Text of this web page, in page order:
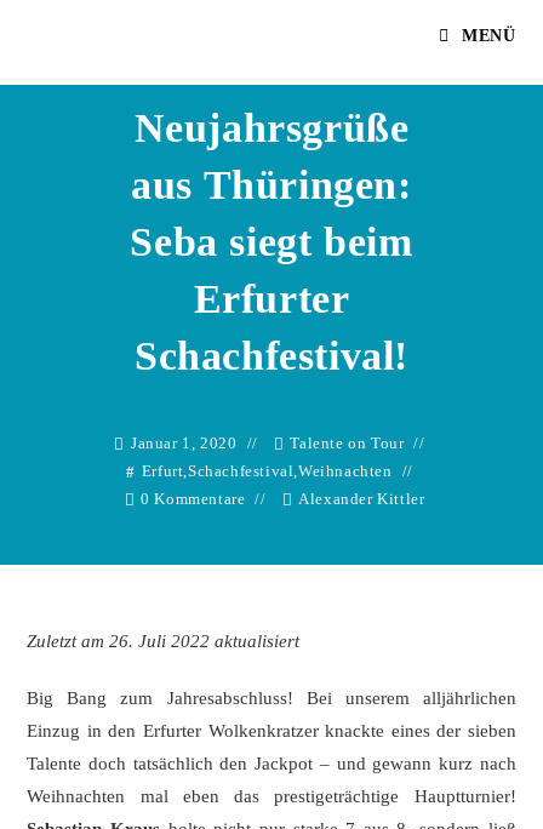
MENÜ
Neujahrsgrüße
aus Thüringen:
Seba siegt beim
Erfurter
Schachfestival!
Januar 1, 2020
Talente on Tour
Erfurt,Schachfestival,Weihnachten
0 Kommentare
Alexander Kittler
Zuletzt am 26. Juli 2022 aktualisiert
Big Bang zum Jahresabschluss! Bei unserem alljährlichen
Einzug in den Erfurter Wolkenkratzer knackte eines der sieben
Talente doch tatsächlich den Jackpot – und gewann kurz nach
Weihnachten mal eben das prestigeträchtige Hauptturnier!